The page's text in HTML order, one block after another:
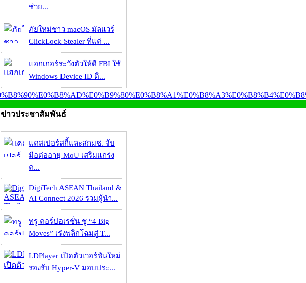
ช่วย...
ภัยใหม่ชาว macOS มัลแวร์
ClickLock Stealer ที่แค่ ...
แฮกเกอร์ระวังตัวให้ดี FBI ใช้
Windows Device ID ติ...
ข่าวประชาสัมพันธ์
แคสเปอร์สกี้และสกมช. จับ
มือต่ออายุ MoU เสริมแกร่ง
ค...
DigiTech ASEAN Thailand &
AI Connect 2026 รวมผู้นำ...
ทรู คอร์ปอเรชั่น ชู “4 Big
Moves” เร่งพลิกโฉมสู่ T...
LDPlayer เปิดตัวเวอร์ชันใหม่
รองรับ Hyper-V มอบประ...